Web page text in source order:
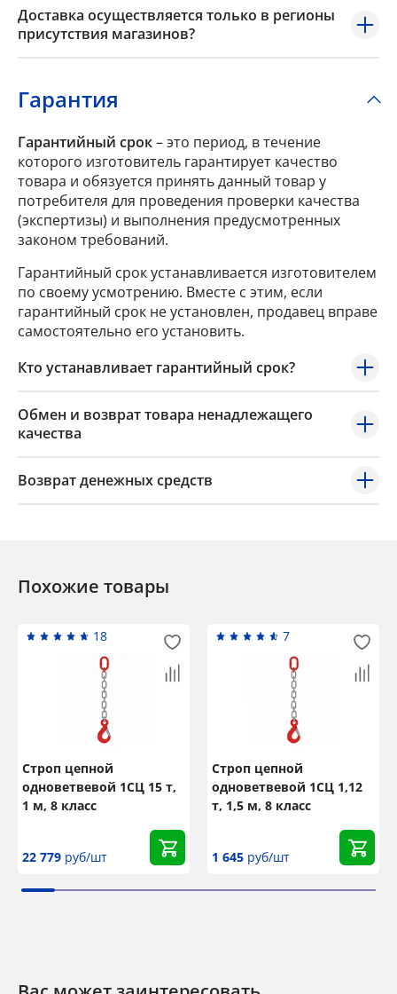
Доставка осуществляется только в регионы
присутствия магазинов?
Гарантия
Гарантийный срок– это период, в течение
которого изготовитель гарантирует качество
товара и обязуется принять данный товар у
потребителя для проведения проверки качества
(экспертизы) и выполнения предусмотренных
законом требований.
Гарантийный срок устанавливается изготовителем
по своему усмотрению. Вместе с этим, если
гарантийный срок не установлен, продавец вправе
самостоятельно его установить.
Кто устанавливает гарантийный срок?
Обмен и возврат товара ненадлежащего
качества
Возврат денежных средств
Похожие товары
18
Строп цепной
одноветвевой 1СЦ 15 т,
1 м, 8 класс
22 779 руб/шт
7
Строп цепной
одноветвевой 1СЦ 1,12
т, 1,5 м, 8 класс
1 645 руб/шт